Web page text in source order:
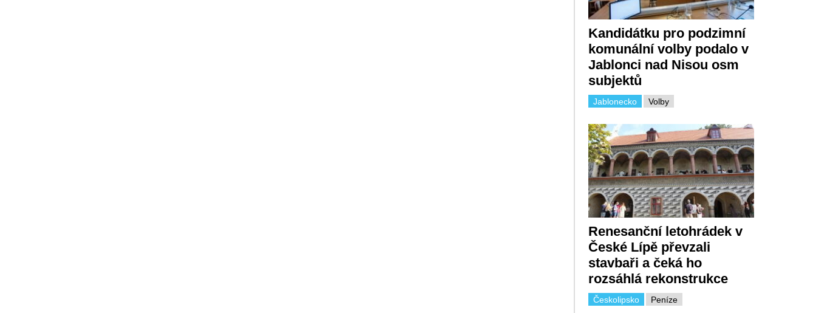
Kandidátku pro podzimní
komunální volby podalo v
Jablonci nad Nisou osm
subjektů
Jablonecko Volby
Renesanční letohrádek v
České Lípě převzali
stavbaři a čeká ho
rozsáhlá rekonstrukce
Českolipsko Peníze